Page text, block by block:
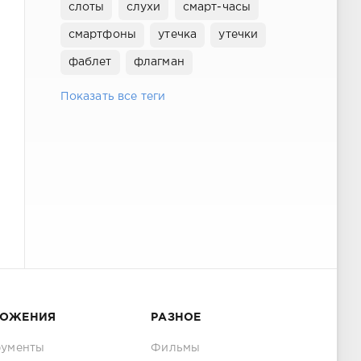
слоты слухи смарт-часы
смартфоны утечка утечки
фаблет флагман
Показать все теги
РАЗНОЕ
Фильмы